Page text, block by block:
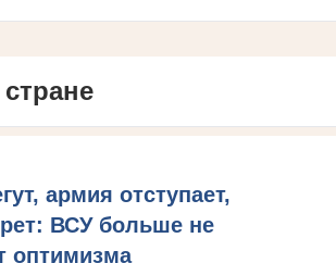
армия отступает,
ВСУ больше не
оптимизма